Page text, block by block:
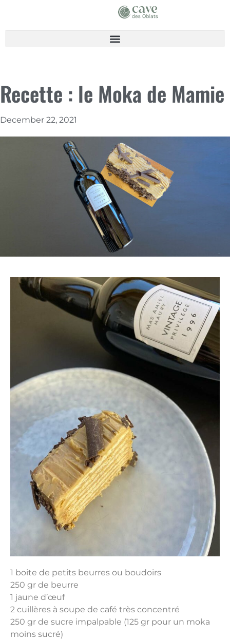
Recette : le Moka de Mamie
December 22, 2021
1 boite de petits beurres ou boudoirs
250 gr de beurre
1 jaune d’œuf
2 cuillères à soupe de café très concentré
250 gr de sucre impalpable (125 gr pour un moka
moins sucré)